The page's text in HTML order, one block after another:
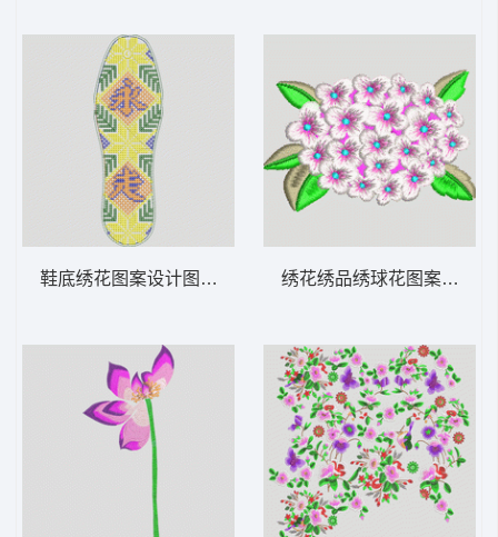
鞋底绣花图案设计图 鞋垫 绣花绣品绣球花图案 靓花